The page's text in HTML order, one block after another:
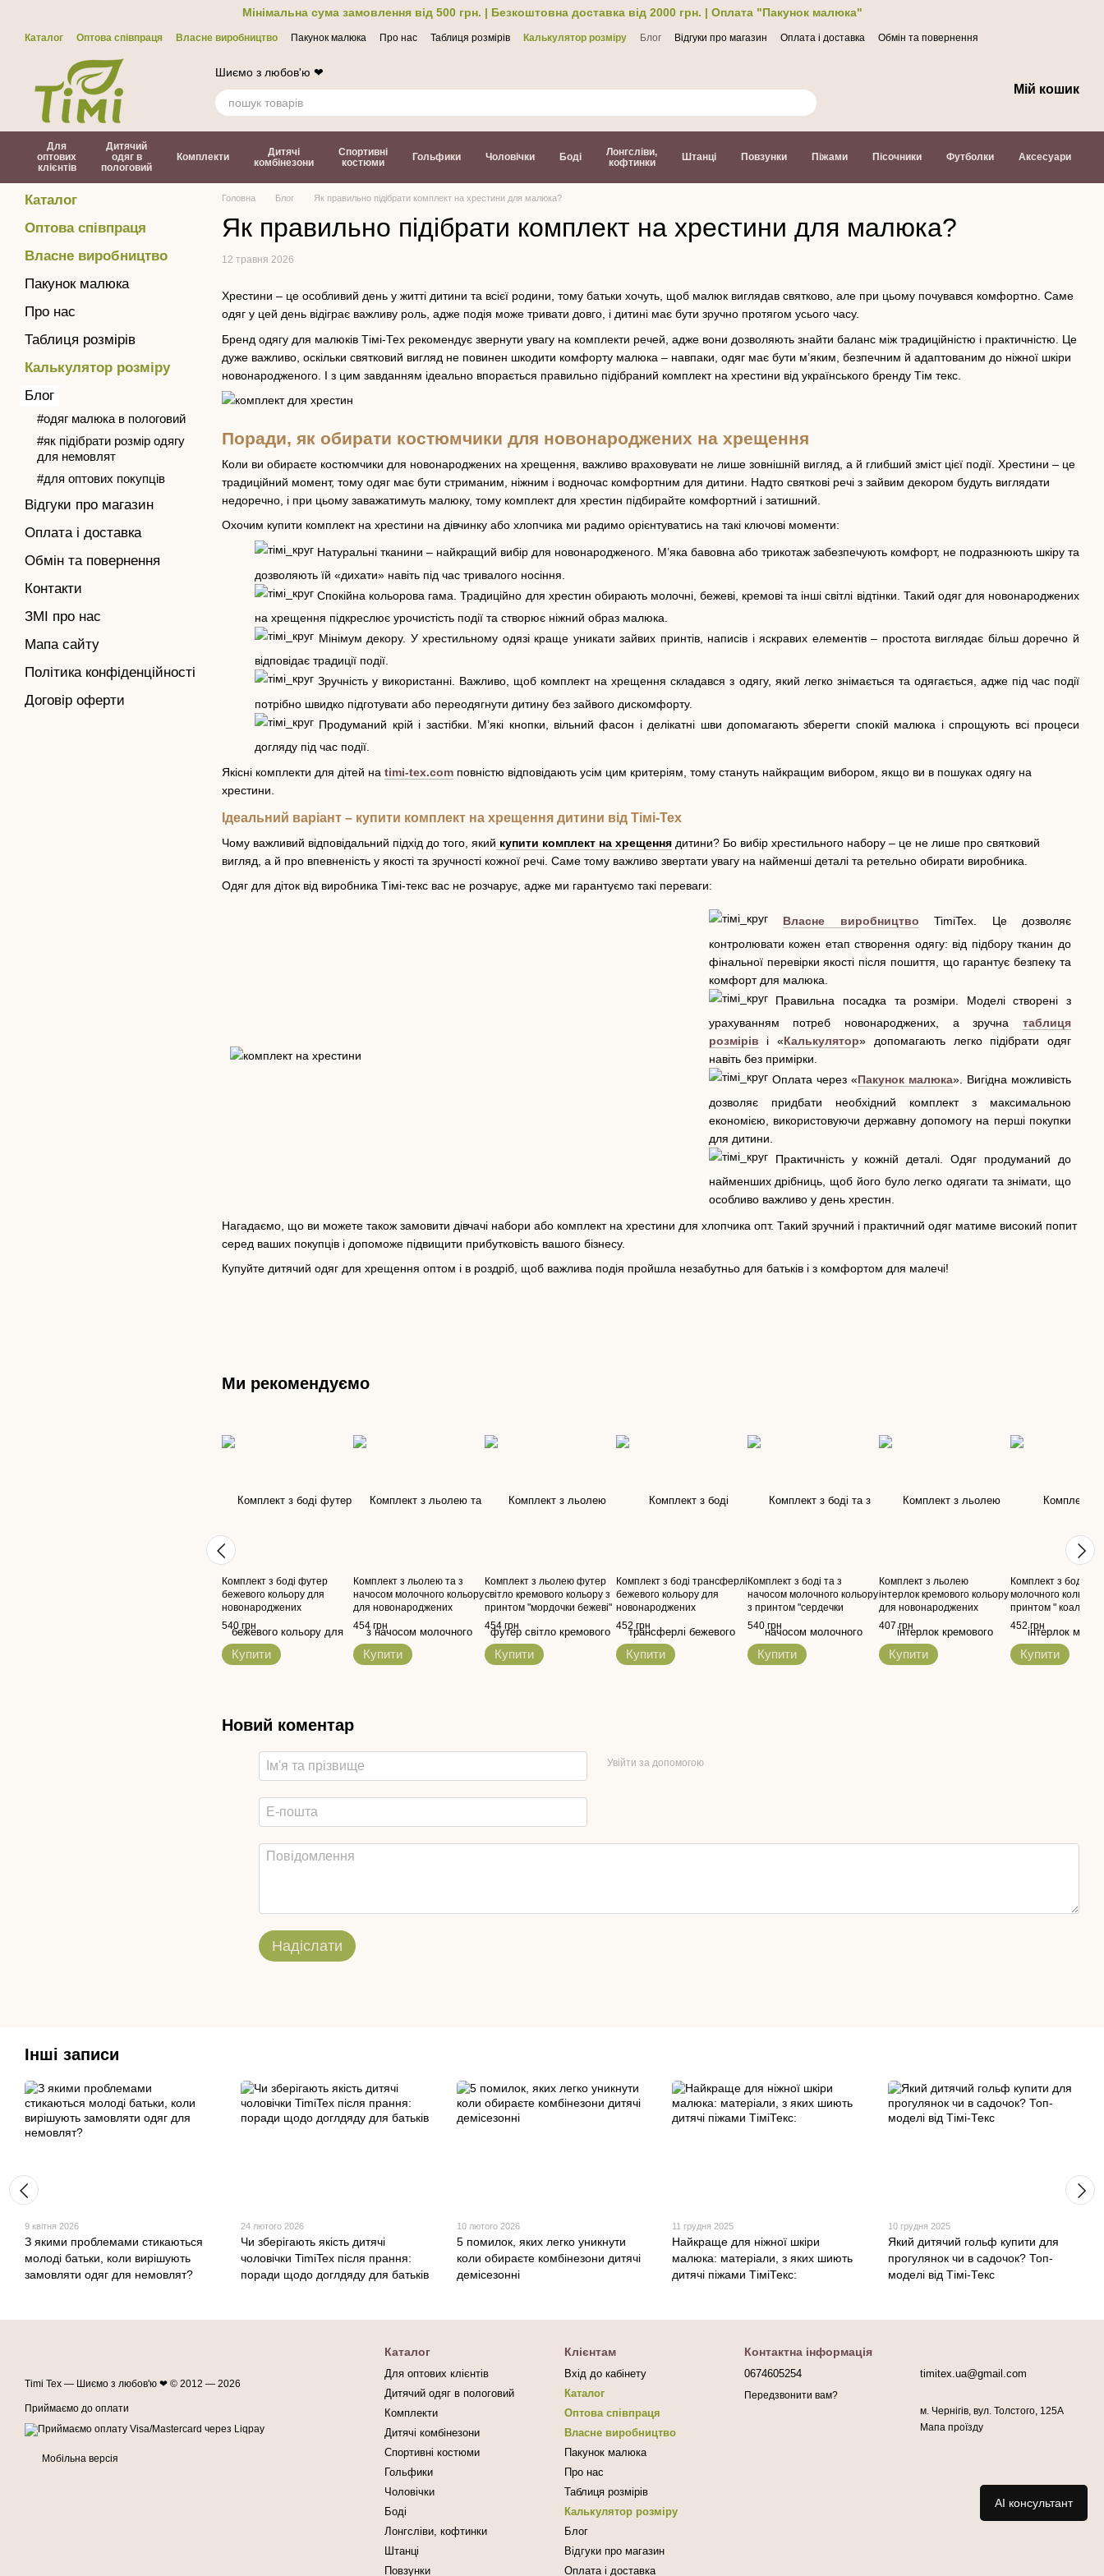
Мінімальна сума замовлення від 500 грн. | Безкоштовна доставка від 2000 грн. | Оплата "Пакунок малюка"
Каталог Оптова співпраця Власне виробництво Пакунок малюка Про нас Таблиця розмірів Калькулятор розміру Блог Відгуки про магазин Оплата і доставка
Обмін та повернення
Шиємо з любов'ю ❤
Мій кошик
Для
оптових
клієнтів
Дитячий
одяг в
пологовий
Комплекти
Дитячі
комбінезони
Спортивні
костюми
Гольфики Чоловічки Боді
Лонгсліви,
кофтинки
Штанці Повзунки Піжами Пісочники Футболки Аксесуари
Головна Блог Як правильно підібрати комплект на хрестини для малюка?
Як правильно підібрати комплект на хрестини для малюка?
12 травня 2026
Хрестини – це особливий день у житті дитини та всієї родини, тому батьки хочуть, щоб малюк виглядав святково, але при цьому почувався комфортно. Саме
одяг у цей день відіграє важливу роль, адже подія може тривати довго, і дитині має бути зручно протягом усього часу.
Бренд одягу для малюків Тімі-Тех рекомендує звернути увагу на комплекти речей, адже вони дозволяють знайти баланс між традиційністю і практичністю. Це
дуже важливо, оскільки святковий вигляд не повинен шкодити комфорту малюка – навпаки, одяг має бути м’яким, безпечним й адаптованим до ніжної шкіри
новонародженого. І з цим завданням ідеально впорається правильно підібраний комплект на хрестини від українського бренду Тім текс.
Поради, як обирати костюмчики для новонароджених на хрещення
Коли ви обираєте костюмчики для новонароджених на хрещення, важливо враховувати не лише зовнішній вигляд, а й глибший зміст цієї події. Хрестини – це
традиційний момент, тому одяг має бути стриманим, ніжним і водночас комфортним для дитини. Надто святкові речі з зайвим декором будуть виглядати
недоречно, і при цьому заважатимуть малюку, тому комплект для хрестин підбирайте комфортний і затишний.
Охочим купити комплект на хрестини на дівчинку або хлопчика ми радимо орієнтуватись на такі ключові моменти:
Натуральні тканини – найкращий вибір для новонародженого. М’яка бавовна або трикотаж забезпечують комфорт, не подразнюють шкіру та
дозволяють їй «дихати» навіть під час тривалого носіння.
Спокійна кольорова гама. Традиційно для хрестин обирають молочні, бежеві, кремові та інші світлі відтінки. Такий одяг для новонароджених
на хрещення підкреслює урочистість події та створює ніжний образ малюка.
Мінімум декору. У хрестильному одязі краще уникати зайвих принтів, написів і яскравих елементів – простота виглядає більш доречно й
відповідає традиції події.
Зручність у використанні. Важливо, щоб комплект на хрещення складався з одягу, який легко знімається та одягається, адже під час події
потрібно швидко підготувати або переодягнути дитину без зайвого дискомфорту.
Продуманий крій і застібки. М’які кнопки, вільний фасон і делікатні шви допомагають зберегти спокій малюка і спрощують всі процеси
догляду під час події.
Якісні комплекти для дітей на timi-tex.com повністю відповідають усім цим критеріям, тому стануть найкращим вибором, якщо ви в пошуках одягу на
хрестини.
Ідеальний варіант – купити комплект на хрещення дитини від Тімі-Тех
Чому важливий відповідальний підхід до того, який купити комплект на хрещення дитини? Бо вибір хрестильного набору – це не лише про святковий
вигляд, а й про впевненість у якості та зручності кожної речі. Саме тому важливо звертати увагу на найменші деталі та ретельно обирати виробника.
Одяг для діток від виробника Тімі-текс вас не розчарує, адже ми гарантуємо такі переваги:
Власне виробництво TimiTex. Це дозволяє
контролювати кожен етап створення одягу: від підбору тканин до
фінальної перевірки якості після пошиття, що гарантує безпеку та
комфорт для малюка.
Правильна посадка та розміри. Моделі створені з
урахуванням потреб новонароджених, а зручна таблиця
розмірів і «Калькулятор» допомагають легко підібрати одяг
навіть без примірки.
Оплата через «Пакунок малюка». Вигідна можливість
дозволяє придбати необхідний комплект з максимальною
економією, використовуючи державну допомогу на перші покупки
для дитини.
Практичність у кожній деталі. Одяг продуманий до
найменших дрібниць, щоб його було легко одягати та знімати, що
особливо важливо у день хрестин.
Нагадаємо, що ви можете також замовити дівчачі набори або комплект на хрестини для хлопчика опт. Такий зручний і практичний одяг матиме високий попит
серед ваших покупців і допоможе підвищити прибутковість вашого бізнесу.
Купуйте дитячий одяг для хрещення оптом і в роздріб, щоб важлива подія пройшла незабутньо для батьків і з комфортом для малечі!
Ми рекомендуємо
Комплект з боді футер
бежевого кольору для
новонароджених
540 грн
Купити
Комплект з льолею та з
начосом молочного кольору
для новонароджених
454 грн
Купити
Комплект з льолею футер
світло кремового кольору з
принтом "мордочки бежеві"
для новонароджених
454 грн
Купити
Комплект з боді трансферлі
бежевого кольору для
новонароджених
452 грн
Купити
Комплект з боді та з
начосом молочного кольору
з принтом "сердечки
бежеві" для
новонароджених
540 грн
Купити
Комплект з льолею
інтерлок кремового кольору
для новонароджених
407 грн
Купити
Комплект з боді
молочного кольору
принтом " коали"
новонароджених
452 грн
Купити
Новий коментар
Увійти за допомогою
Надіслати
Каталог
Оптова співпраця
Власне виробництво
Пакунок малюка
Про нас
Таблиця розмірів
Калькулятор розміру
Блог
#одяг малюка в пологовий
#як підібрати розмір одягу
для немовлят
#для оптових покупців
Відгуки про магазин
Оплата і доставка
Обмін та повернення
Контакти
ЗМІ про нас
Мапа сайту
Політика конфіденційності
Договір оферти
Інші записи
9 квітня 2026
З якими проблемами стикаються
молоді батьки, коли вирішують
замовляти одяг для немовлят?
24 лютого 2026
Чи зберігають якість дитячі
чоловічки TimiTex після прання:
поради щодо доглдяду для батьків
10 лютого 2026
5 помилок, яких легко уникнути
коли обираєте комбінезони дитячі
демісезонні
11 грудня 2025
Найкраще для ніжної шкіри
малюка: матеріали, з яких шиють
дитячі піжами ТіміТекс:
10 грудня 2025
Який дитячий гольф купити для
прогулянок чи в садочок? Топ-
моделі від Тімі-Текс
Timi Tex — Шиємо з любов'ю ❤ © 2012 — 2026
Приймаємо до оплати
Мобільна версія
Каталог
Для оптових клієнтів
Дитячий одяг в пологовий
Комплекти
Дитячі комбінезони
Спортивні костюми
Гольфики
Чоловічки
Боді
Лонгсліви, кофтинки
Штанці
Повзунки
Клієнтам
Вхід до кабінету
Каталог
Оптова співпраця
Власне виробництво
Пакунок малюка
Про нас
Таблиця розмірів
Калькулятор розміру
Блог
Відгуки про магазин
Оплата і доставка
Контактна інформація
0674605254
Передзвонити вам?
timitex.ua@gmail.com
м. Чернігів, вул. Толстого, 125А
Мапа проїзду
AI консультант